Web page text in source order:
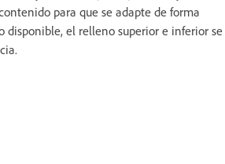
para que se adapte de forma
disponible, el relleno superior e inferior se